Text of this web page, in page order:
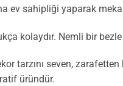
ev sahipliği yaparak
kolaydır. Nemli bir
tarzını seven,
üründür.